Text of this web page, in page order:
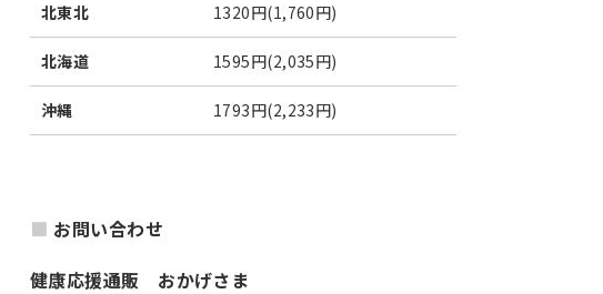
北東北 1320円(1,760円)
北海道 1595円(2,035円)
沖縄 1793円(2,233円)
お問い合わせ
健康応援通販 おかげさま